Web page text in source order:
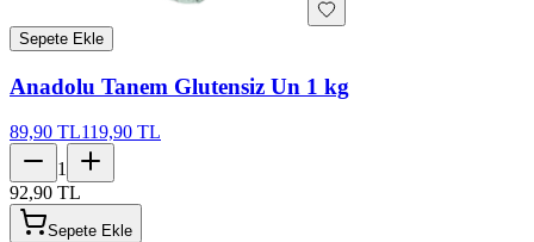
Sepete Ekle
Anadolu Tanem Glutensiz Un 1 kg
89,90 TL119,90 TL
1
92,90 TL
Sepete Ekle